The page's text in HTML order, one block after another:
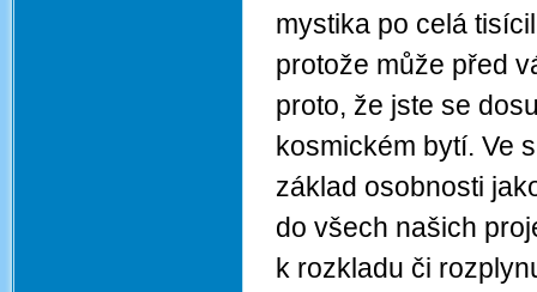
mystika po celá
protože může před
proto, že jste se
kosmickém bytí. Ve
základ osobnosti
do všech našich
k rozkladu či